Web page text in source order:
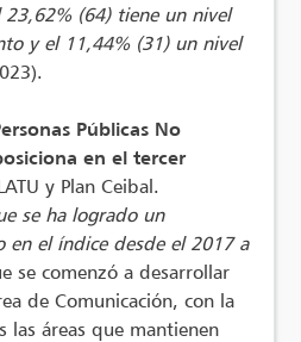
(64) tiene un nivel
y el 11,44% (31) un nivel
Públicas No
en el tercer
y Plan Ceibal.
se ha logrado un
en el índice desde el 2017 a
se comenzó a desarrollar
de Comunicación, con la
las áreas que mantienen